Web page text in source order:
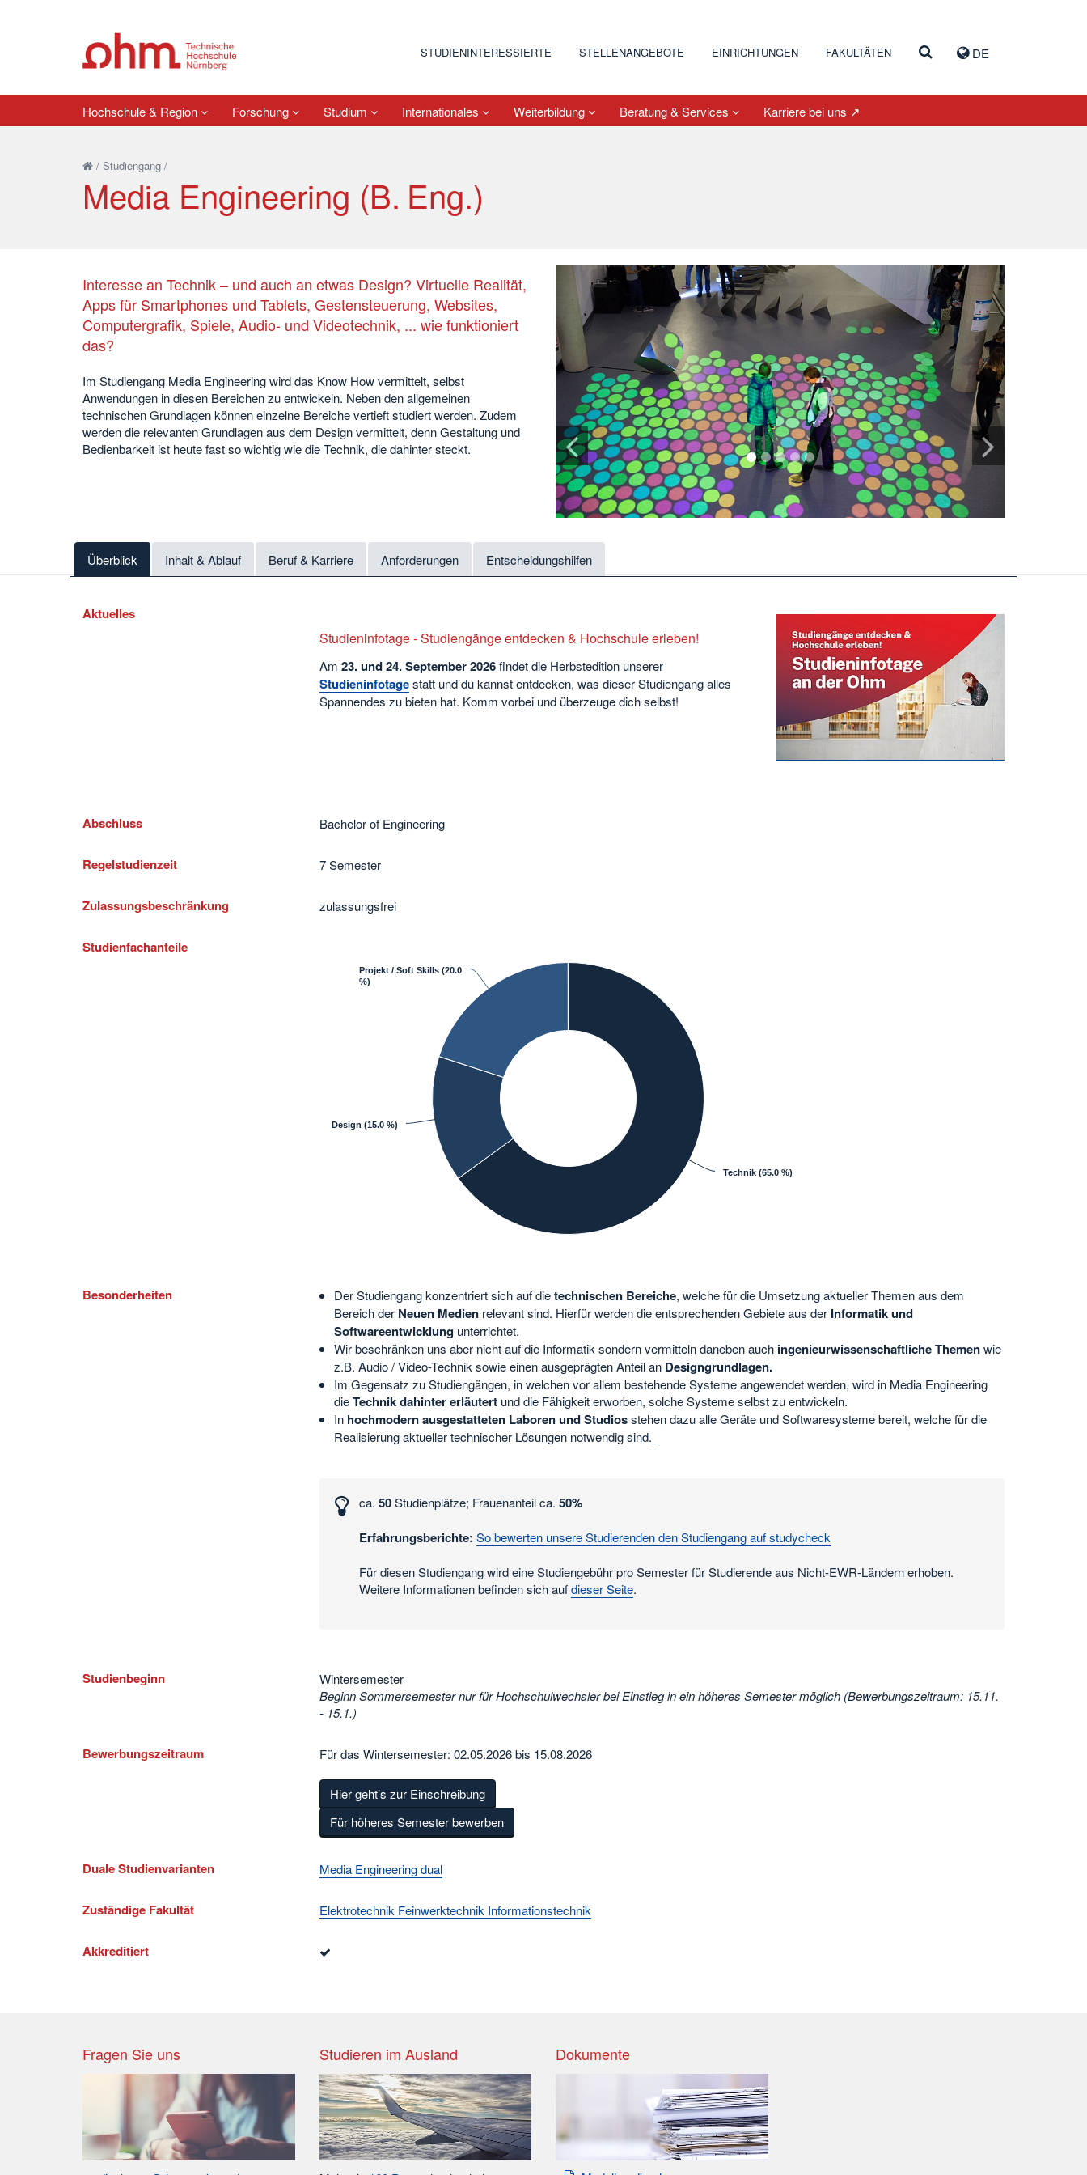
DE
STUDIENINTERESSIERTE STELLENANGEBOTE EINRICHTUNGEN FAKULTÄTEN
Hochschule & Region Forschung Studium Internationales Weiterbildung Beratung & Services Karriere bei uns ↗
/ Studiengang /
Media Engineering (B. Eng.)
Interesse an Technik – und auch an etwas Design? Virtuelle Realität,
Apps für Smartphones und Tablets, Gestensteuerung, Websites,
Computergrafik, Spiele, Audio- und Videotechnik, ... wie funktioniert
das?
Im Studiengang Media Engineering wird das Know How vermittelt, selbst
Anwendungen in diesen Bereichen zu entwickeln. Neben den allgemeinen
technischen Grundlagen können einzelne Bereiche vertieft studiert werden. Zudem
werden die relevanten Grundlagen aus dem Design vermittelt, denn Gestaltung und
Bedienbarkeit ist heute fast so wichtig wie die Technik, die dahinter steckt.
1 2 3 4 5
Überblick Inhalt & Ablauf Beruf & Karriere Anforderungen Entscheidungshilfen
Aktuelles
Studieninfotage - Studiengänge entdecken & Hochschule erleben!
Am 23. und 24. September 2026findet die Herbstedition unserer
Studieninfotagestatt und du kannst entdecken, was dieser Studiengang alles
Spannendes zu bieten hat. Komm vorbei und überzeuge dich selbst!
Abschluss Bachelor of Engineering
Regelstudienzeit 7 Semester
Zulassungsbeschränkung zulassungsfrei
Studienfachanteile
Technik(65.0 %)
Design (15.0 %)
Projekt / Soft Skills(20.0
%)
Besonderheiten Der Studiengang konzentriert sich auf dietechnischen Bereiche, welche für die Umsetzung aktueller Themen aus dem
Bereich der Neuen Medienrelevant sind. Hierfür werden die entsprechenden Gebiete aus der Informatik und
Softwareentwicklung unterrichtet.
Wir beschränken uns aber nicht auf die Informatik sondern vermitteln daneben auch ingenieurwissenschaftliche Themenwie
z.B. Audio / Video-Technik sowie einen ausgeprägten Anteil anDesigngrundlagen.
Im Gegensatz zu Studiengängen, in welchen vor allem bestehende Systeme angewendet werden, wird in Media Engineering
dieTechnik dahinter erläutertund die Fähigkeit erworben, solche Systeme selbst zu entwickeln.
In hochmodern ausgestatteten Laboren und Studiosstehen dazu alle Geräte und Softwaresysteme bereit, welche für die
Realisierung aktueller technischer Lösungen notwendig sind._
ca. 50Studienplätze; Frauenanteil ca. 50%
Erfahrungsberichte: So bewerten unsere Studierenden den Studiengang auf studycheck
Für diesen Studiengang wird eine Studiengebühr pro Semester für Studierende aus Nicht-EWR-Ländern erhoben.
Weitere Informationen befinden sich aufdieser Seite.
Studienbeginn
Wintersemester
Beginn Sommersemester nur für Hochschulwechsler bei Einstieg in ein höheres Semester möglich (Bewerbungszeitraum: 15.11.
- 15.1.)
Bewerbungszeitraum Für das Wintersemester: 02.05.2026 bis 15.08.2026
Hier geht’s zur Einschreibung
Für höheres Semester bewerben
Duale Studienvarianten Media Engineering dual
Zuständige Fakultät Elektrotechnik Feinwerktechnik Informationstechnik
Akkreditiert
Fragen Sie uns Studieren im Ausland Dokumente